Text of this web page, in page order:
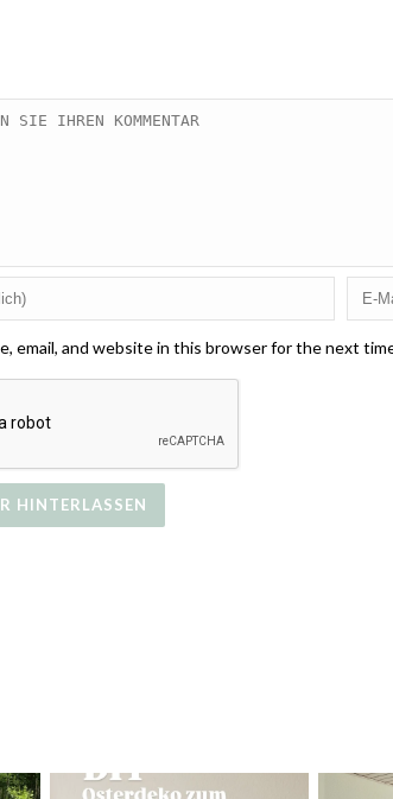
email, and website in this browser for the next